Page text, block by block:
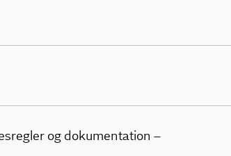
og dokumentation –